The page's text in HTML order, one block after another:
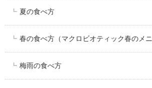
夏の食べ方
春の食べ方（マクロビオティック春のメニ
梅雨の食べ方